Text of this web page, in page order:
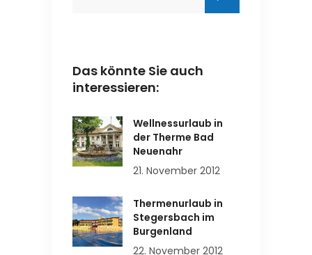
Das könnte Sie auch
interessieren:
Wellnessurlaub in
der Therme Bad
Neuenahr
21. November 2012
Thermenurlaub in
Stegersbach im
Burgenland
22. November 2012